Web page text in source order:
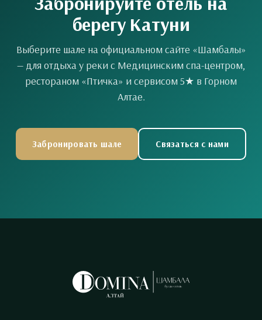
берегу Катуни
Выберите шале на официальном сайте «Шамбалы»
— для отдыха у реки с Медицинским спа-центром,
рестораном «Птичка» и сервисом 5★ в Горном
Алтае.
Забронировать шале Связаться с нами